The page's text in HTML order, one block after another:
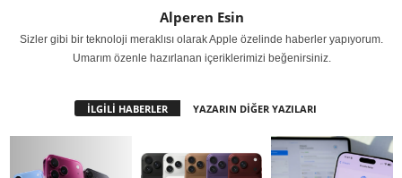
Alperen Esin
Sizler gibi bir teknoloji meraklısı olarak Apple özelinde haberler yapıyorum.
Umarım özenle hazırlanan içeriklerimizi beğenirsiniz.
İLGİLİ HABERLER YAZARIN DİĞER YAZILARI